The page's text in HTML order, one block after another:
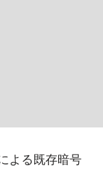
よる既存暗号